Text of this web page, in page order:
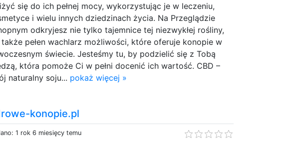
się do ich pełnej mocy, wykorzystując je w leczeniu,
i wielu innych dziedzinach życia. Na Przeglądzie
odkryjesz nie tylko tajemnice tej niezwykłej rośliny,
także pełen wachlarz możliwości, które oferuje konopie w
świecie. Jesteśmy tu, by podzielić się z Tobą
która pomoże Ci w pełni docenić ich wartość. CBD –
naturalny soju... pokaż więcej »
konopie.pl
1 rok 6 miesięcy temu